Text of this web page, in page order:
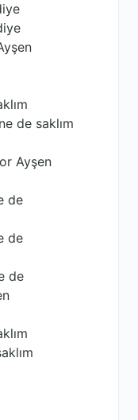
de saklım
Ayşen
de
de
de